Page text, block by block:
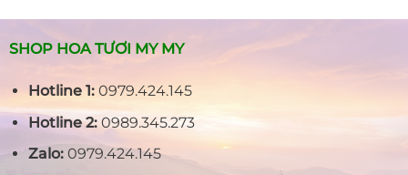
SHOP HOA TƯƠI MY MY
Hotline 1:0979.424.145
Hotline 2:0989.345.273
Zalo:0979.424.145